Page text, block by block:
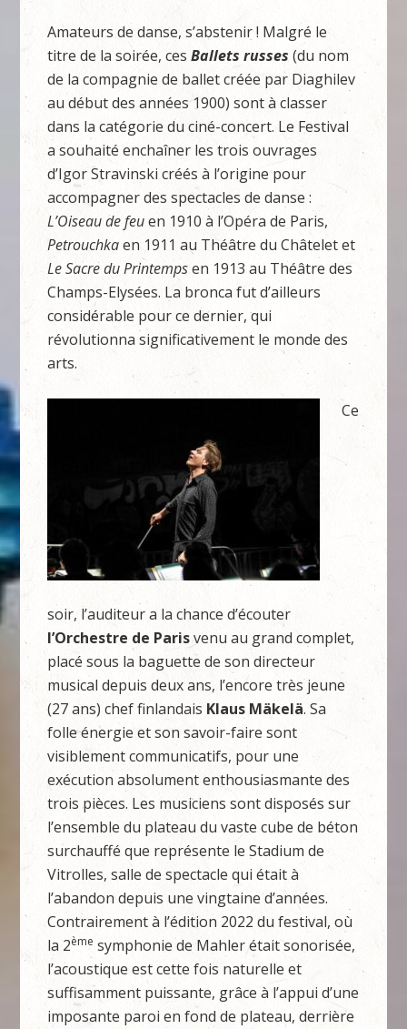
Amateurs de danse, s’abstenir ! Malgré le
titre de la soirée, cesBallets russes (du nom
de la compagnie de ballet créée par Diaghilev
au début des années 1900) sont à classer
dans la catégorie du ciné-concert. Le Festival
a souhaité enchaîner les trois ouvrages
d’Igor Stravinski créés à l’origine pour
accompagner des spectacles de danse :
L’Oiseau de feuen 1910 à l’Opéra de Paris,
Petrouchkaen 1911 au Théâtre du Châtelet et
LeSacre du Printempsen 1913 au Théâtre des
Champs-Elysées. La bronca fut d’ailleurs
considérable pour ce dernier, qui
révolutionna significativement le monde des
arts.
Ce
soir, l’auditeur a la chance d’écouter
l’Orchestre de Parisvenu au grand complet,
placé sous la baguette de son directeur
musical depuis deux ans, l’encore très jeune
(27 ans) chef finlandais Klaus Mäkelä. Sa
folle énergie et son savoir-faire sont
visiblement communicatifs, pour une
exécution absolument enthousiasmante des
trois pièces. Les musiciens sont disposés sur
l’ensemble du plateau du vaste cube de béton
surchauffé que représente le Stadium de
Vitrolles, salle de spectacle qui était à
l’abandon depuis une vingtaine d’années.
Contrairement à l’édition 2022 du festival, où
la 2ème symphonie de Mahler était sonorisée,
l’acoustique est cette fois naturelle et
suffisamment puissante, grâce à l’appui d’une
imposante paroi en fond de plateau, derrière